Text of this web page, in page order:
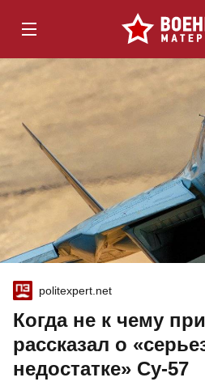
politexpert.net
Когда не к чему
рассказал о
недостатке» Су-57